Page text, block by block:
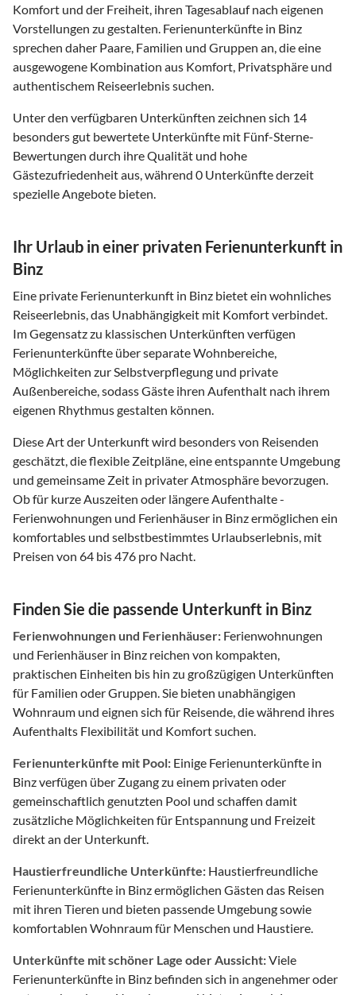
Komfort und der Freiheit, ihren Tagesablauf nach eigenen
Vorstellungen zu gestalten. Ferienunterkünfte in Binz
sprechen daher Paare, Familien und Gruppen an, die eine
ausgewogene Kombination aus Komfort, Privatsphäre und
authentischem Reiseerlebnis suchen.
Unter den verfügbaren Unterkünften zeichnen sich 14
besonders gut bewertete Unterkünfte mit Fünf-Sterne-
Bewertungen durch ihre Qualität und hohe
Gästezufriedenheit aus, während 0 Unterkünfte derzeit
spezielle Angebote bieten.
Ihr Urlaub in einer privaten Ferienunterkunft in
Binz
Eine private Ferienunterkunft in Binz bietet ein wohnliches
Reiseerlebnis, das Unabhängigkeit mit Komfort verbindet.
Im Gegensatz zu klassischen Unterkünften verfügen
Ferienunterkünfte über separate Wohnbereiche,
Möglichkeiten zur Selbstverpflegung und private
Außenbereiche, sodass Gäste ihren Aufenthalt nach ihrem
eigenen Rhythmus gestalten können.
Diese Art der Unterkunft wird besonders von Reisenden
geschätzt, die flexible Zeitpläne, eine entspannte Umgebung
und gemeinsame Zeit in privater Atmosphäre bevorzugen.
Ob für kurze Auszeiten oder längere Aufenthalte -
Ferienwohnungen und Ferienhäuser in Binz ermöglichen ein
komfortables und selbstbestimmtes Urlaubserlebnis, mit
Preisen von 64 bis 476 pro Nacht.
Finden Sie die passende Unterkunft in Binz
Ferienwohnungen und Ferienhäuser: Ferienwohnungen
und Ferienhäuser in Binz reichen von kompakten,
praktischen Einheiten bis hin zu großzügigen Unterkünften
für Familien oder Gruppen. Sie bieten unabhängigen
Wohnraum und eignen sich für Reisende, die während ihres
Aufenthalts Flexibilität und Komfort suchen.
Ferienunterkünfte mit Pool: Einige Ferienunterkünfte in
Binz verfügen über Zugang zu einem privaten oder
gemeinschaftlich genutzten Pool und schaffen damit
zusätzliche Möglichkeiten für Entspannung und Freizeit
direkt an der Unterkunft.
Haustierfreundliche Unterkünfte: Haustierfreundliche
Ferienunterkünfte in Binz ermöglichen Gästen das Reisen
mit ihren Tieren und bieten passende Umgebung sowie
komfortablen Wohnraum für Menschen und Haustiere.
Unterkünfte mit schöner Lage oder Aussicht:Viele
Ferienunterkünfte in Binz befinden sich in angenehmer oder